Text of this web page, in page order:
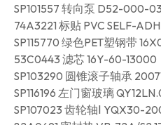
SP101557 转向泵 D52-000-
74A3221 标贴 PVC SELF-
SP115770 绿色PET塑钢带
53C0443 滤芯 16Y-60-
SP103290 圆锥滚子轴承
SP116196 左门窗玻璃
SP107023 齿轮轴Ⅰ YQX30-